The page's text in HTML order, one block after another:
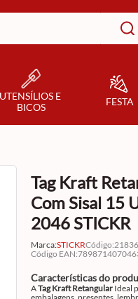
UTENSÍLIOS E
BICOS
FESTA
Tag Kraft
Com Sisal 15
2046 STICKR
Marca:STICKRCódigo:
Código EAN:
Características do
ATag Kraft Retangular Ideal